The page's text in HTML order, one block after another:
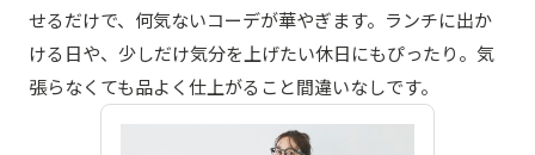
せるだけで、何気ないコーデが華やぎます。ランチに出か
ける日や、少しだけ気分を上げたい休日にもぴったり。気
張らなくても品よく仕上がること間違いなしです。